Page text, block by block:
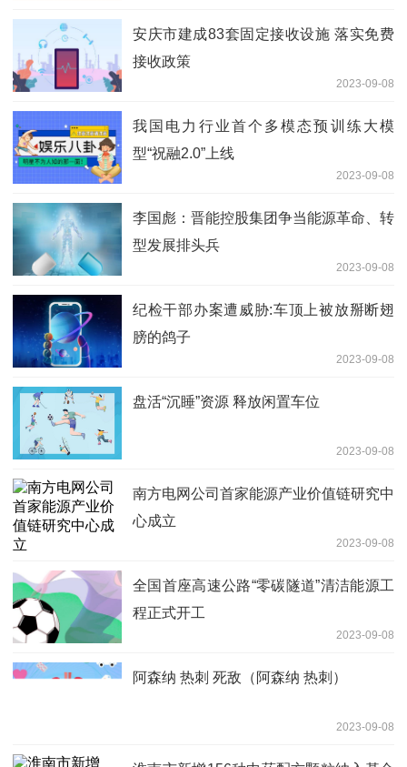
安庆市建成83套固定接收设施 落实免费
接收政策
2023-09-08
我国电力行业首个多模态预训练大模
型“祝融2.0”上线
2023-09-08
李国彪：晋能控股集团争当能源革命、转
型发展排头兵
2023-09-08
纪检干部办案遭威胁:车顶上被放掰断翅
膀的鸽子
2023-09-08
盘活“沉睡”资源 释放闲置车位
2023-09-08
南方电网公司首家能源产业价值链研究中
心成立
2023-09-08
全国首座高速公路“零碳隧道”清洁能源工
程正式开工
2023-09-08
阿森纳 热刺 死敌（阿森纳 热刺）
2023-09-08